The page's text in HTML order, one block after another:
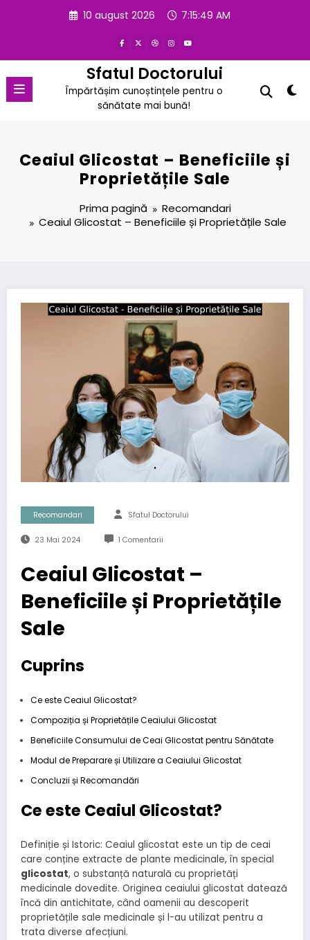
10 august 2026 7:15:50 AM
Sfatul Doctorului
Împărtășim cunoștințele pentru o
sănătate mai bună!
Ceaiul Glicostat – Beneficiile și
Proprietățile Sale
Prima pagină
Recomandari
Ceaiul Glicostat – Beneficiile și Proprietățile Sale
Recomandari Sfatul Doctorului
23 Mai 2024 1 Comentarii
Ceaiul Glicostat –
Beneficiile și Proprietățile
Sale
Cuprins
Ce este Ceaiul Glicostat?
Compoziția și Proprietățile Ceaiului Glicostat
Beneficiile Consumului de Ceai Glicostat pentru Sănătate
Modul de Preparare și Utilizare a Ceaiului Glicostat
Concluzii și Recomandări
Ce este Ceaiul Glicostat?
Definiție și Istoric: Ceaiul glicostat este un tip de ceai
care conține extracte de plante medicinale, în special
glicostat, o substanță naturală cu proprietăți
medicinale dovedite. Originea ceaiului glicostat datează
încă din antichitate, când oamenii au descoperit
proprietățile sale medicinale și l-au utilizat pentru a
trata diverse afecțiuni.